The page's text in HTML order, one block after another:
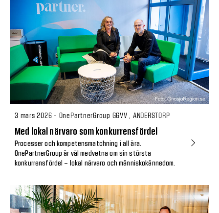
3 mars 2026 - OnePartnerGroup GGVV , ANDERSTORP
Med lokal närvaro som konkurrensfördel
Processer och kompetensmatchning i all ära.
OnePartnerGroup är väl medvetna om sin största
konkurrensfördel – lokal närvaro och människokännedom.